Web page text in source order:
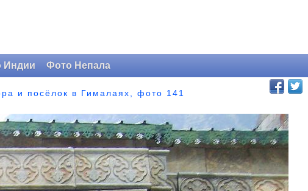
Индии Фото Непала
и посёлок в Гималаях, фото 141